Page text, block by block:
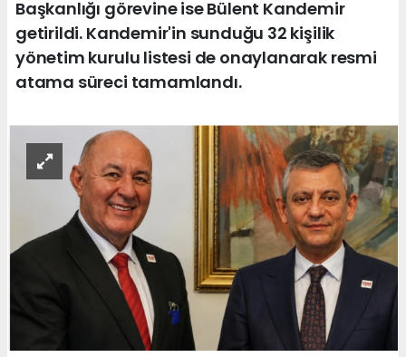
Başkanlığı görevine ise Bülent Kandemir
getirildi. Kandemir'in sunduğu 32 kişilik
yönetim kurulu listesi de onaylanarak resmi
atama süreci tamamlandı.